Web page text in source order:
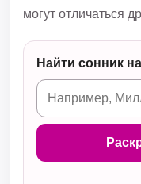
могут отличаться
Найти сонник